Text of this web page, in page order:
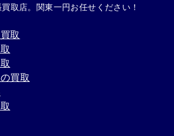
取店。関東一円お任せください！
取
買取